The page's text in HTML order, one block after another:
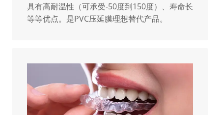
具有高耐温性（可承受-50度到150度）、寿命长
等等优点。是PVC压延膜理想替代产品。